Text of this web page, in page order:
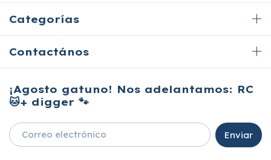
Categorías
Contactános
¡Agosto gatuno! Nos adelantamos: RC
🐱+ digger 🐾